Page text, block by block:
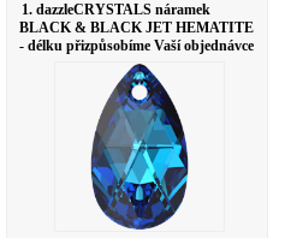
1. dazzleCRYSTALS náramek
BLACK & BLACK JET HEMATITE
- délku přizpůsobíme Vaší objednávce